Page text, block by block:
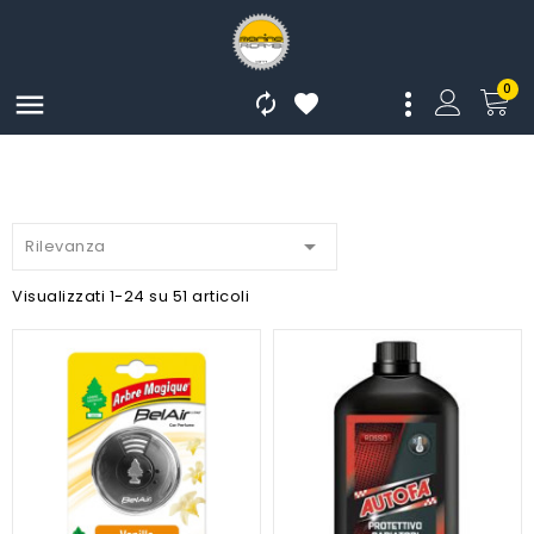
 0


Rilevanza 
Visualizzati 1-24 su 51 articoli